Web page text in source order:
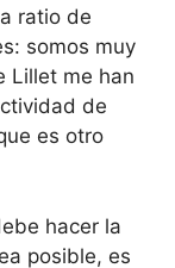
ratio de
somos muy
Lillet me han
de
es otro
hacer la
posible, es